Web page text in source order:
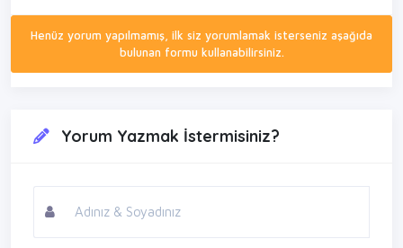
Henüz yorum yapılmamış, ilk siz yorumlamak isterseniz aşağıda
bulunan formu kullanabilirsiniz.
Yorum Yazmak İstermisiniz?